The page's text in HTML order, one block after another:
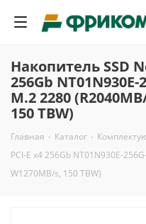
Накопитель SSD
256Gb NT01N930E-
M.2 2280
150 TBW)
Главная - Каталог -
PCI-E x4 256Gb NT01N930E-
W1270MB/s, 150 TBW)